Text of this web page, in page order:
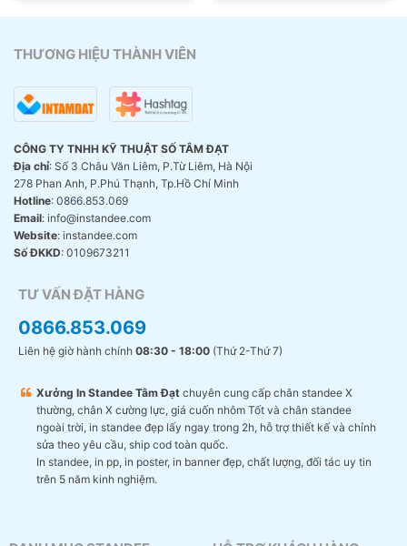
THƯƠNG HIỆU THÀNH VIÊN
CÔNG TY TNHH KỸ THUẬT SỐ TÂM ĐẠT
Địa chỉ: Số 3 Châu Văn Liêm, P.Từ Liêm, Hà Nội
278 Phan Anh, P.Phú Thạnh, Tp.Hồ Chí Minh
Hotline: 0866.853.069
Email: info@instandee.com
Website: instandee.com
Số ĐKKD: 0109673211
TƯ VẤN ĐẶT HÀNG
0866.853.069
Liên hệ giờ hành chính 08:30 - 18:00 (Thứ 2-Thứ 7)
Xưởng In Standee Tâm Đạt chuyên cung cấp chân standee X
thường, chân X cường lực, giá cuốn nhôm Tốt và chân standee
ngoài trời, in standee đẹp lấy ngay trong 2h, hỗ trợ thiết kế và chỉnh
sửa theo yêu cầu, ship cod toàn quốc.
In standee, in pp, in poster, in banner đẹp, chất lượng, đối tác uy tin
trên 5 năm kinh nghiệm.